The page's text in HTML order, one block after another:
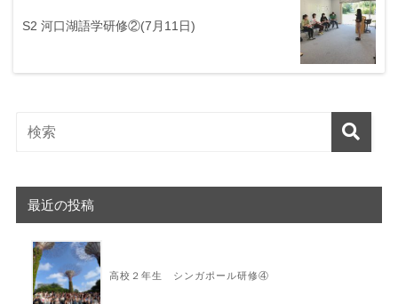
S2 河口湖語学研修②(7月11日)
最近の投稿
高校２年生 シンガポール研修④